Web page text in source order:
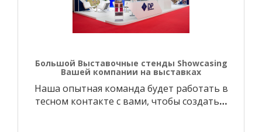
Большой Выставочные стенды Showcasing
Вашей компании на выставках
Наша опытная команда будет работать в
тесном контакте с вами, чтобы создать…